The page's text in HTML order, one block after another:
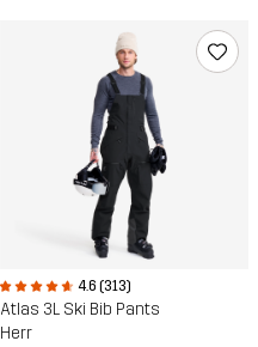
4.6 (313)
Atlas 3L Ski Bib Pants
Herr